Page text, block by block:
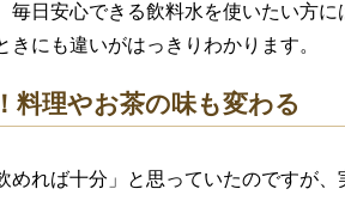
毎日安心できる飲料水を使いたい方に
にも違いがはっきりわかります。
料理やお茶の味も変わる
めれば十分」と思っていたのですが